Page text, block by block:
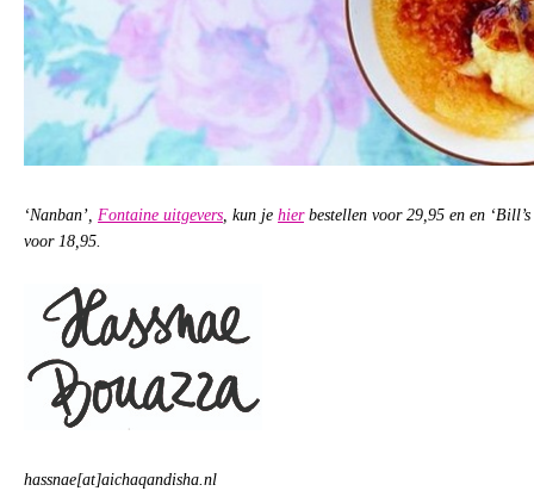
‘Nanban’, Fontaine uitgevers , kun je hierbestellen voor 29,95 en en
voor 18,95.
hassnae[at]aichaqandisha.nl